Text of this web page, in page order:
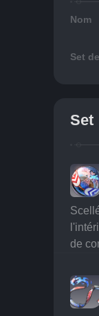
Nom
Set
Set
de